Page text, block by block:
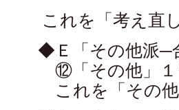
これを「考え直
◆Ｅ「その他派─
⑫「その他」１
これを「その他